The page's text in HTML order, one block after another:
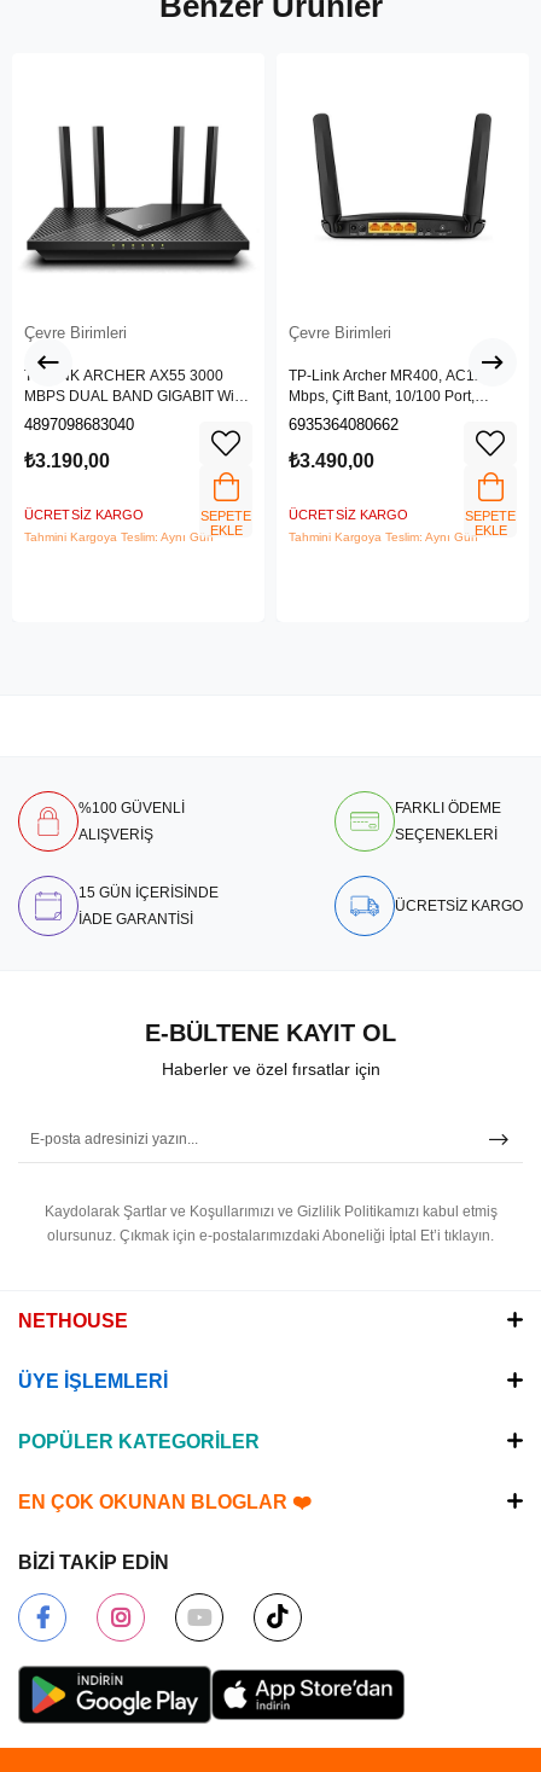
Çevre Birimleri
TP-LINK ARCHER AX55 3000
MBPS DUAL BAND GIGABIT Wi-Fi
6 ROUTER
4897098683040
₺3.190,00
ÜCRETSIZ KARGO
Tahmini Kargoya Teslim: Aynı Gün
SEPETE
EKLE
Çevre Birimleri
TP-Link Archer MR400, AC1200
Mbps, Çift Bant, 10/100 Port,
4G/3G SIM Yuvası, Kablosuz 4G
6935364080662
₺3.490,00
ÜCRETSIZ KARGO
Tahmini Kargoya Teslim: Aynı Gün
SEPETE
EKLE
%100 GÜVENLİ
ALIŞVERİŞ
FARKLI ÖDEME
SEÇENEKLERİ
15 GÜN İÇERİSİNDE
İADE GARANTİSİ
ÜCRETSİZ KARGO
E-BÜLTENE KAYIT OL
Haberler ve özel fırsatlar için
Kaydolarak Şartlar ve Koşullarımızı ve Gizlilik Politikamızı kabul etmiş
olursunuz. Çıkmak için e-postalarımızdaki Aboneliği İptal Et’i tıklayın.
NETHOUSE
ÜYE İŞLEMLERİ
POPÜLER KATEGORİLER
EN ÇOK OKUNAN BLOGLAR ❤️
BİZİ TAKİP EDİN